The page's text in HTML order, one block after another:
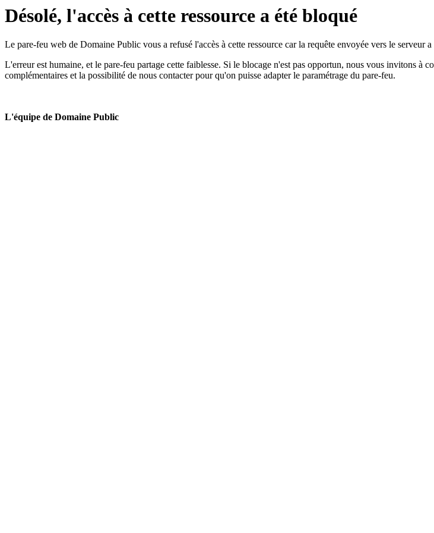
Désolé, l'accès à cette ressource a été bloqué
Le pare-feu web de Domaine Public vous a refusé l'accès à cette ressource car la requête envoyée vers le serveur a
L'erreur est humaine, et le pare-feu partage cette faiblesse. Si le blocage n'est pas opportun, nous vous invitons à
complémentaires et la possibilité de nous contacter pour qu'on puisse adapter le paramétrage du pare-feu.
L'équipe de Domaine Public